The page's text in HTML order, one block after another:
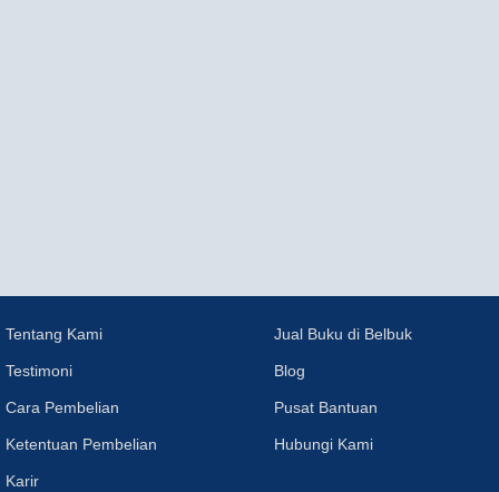
Tentang Kami
Testimoni
Cara Pembelian
Ketentuan Pembelian
Karir
Jual Buku di Belbuk
Blog
Pusat Bantuan
Hubungi Kami